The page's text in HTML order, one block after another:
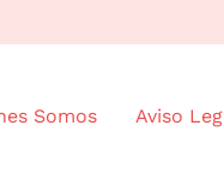
Somos Aviso